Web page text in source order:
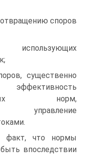
споров
существенно
норм,
факт, что нормы
впоследствии